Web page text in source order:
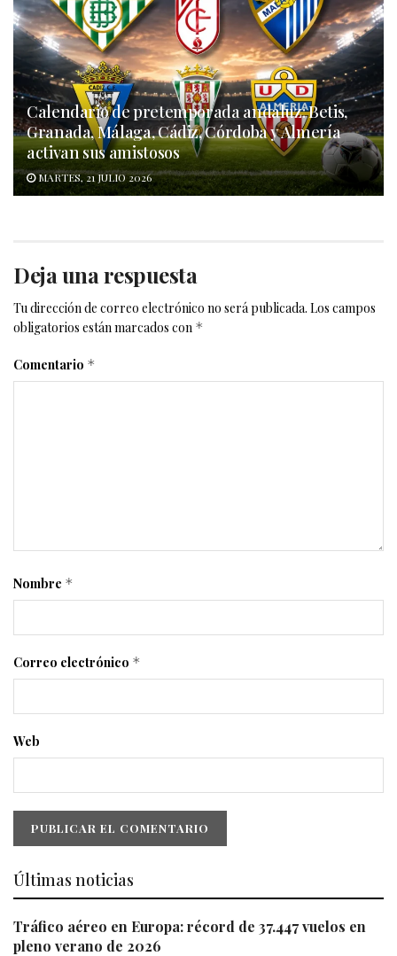
Calendario de pretemporada andaluz: Betis,
Granada, Málaga, Cádiz, Córdoba y Almería
activan sus amistosos
MARTES, 21 JULIO 2026
Deja una respuesta
Tu dirección de correo electrónico no será publicada. Los campos
obligatorios están marcados con *
Comentario *
Nombre *
Correo electrónico *
Web
Últimas noticias
Tráfico aéreo en Europa: récord de 37.447 vuelos en
pleno verano de 2026